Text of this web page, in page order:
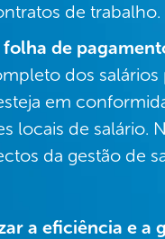
de trabalho.
de
dos salários
em
locais de salário.
da gestão de
a eficiência e a